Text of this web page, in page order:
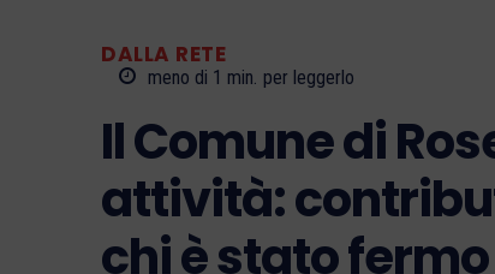
DALLA RETE
meno di 1 min. per leggerlo
Il Comune di
attività:
chi è stato